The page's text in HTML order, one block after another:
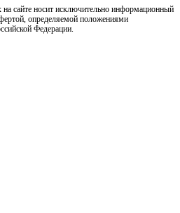
сайте носит исключительно информационный
определяемой положениями
Федерации.